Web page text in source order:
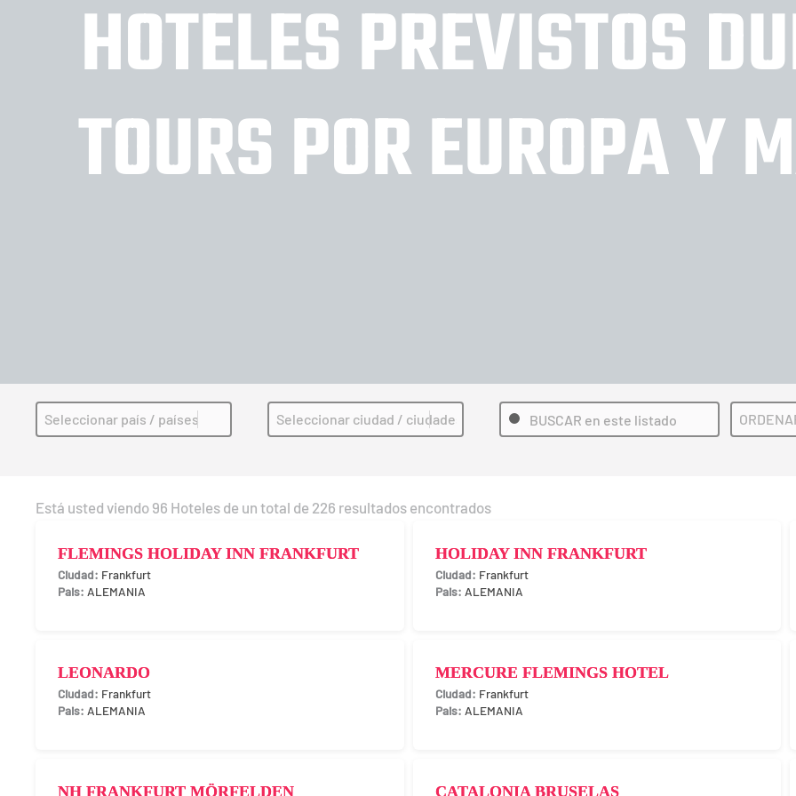
HOTELES PREVISTOS
TOURS POR EUROPA Y
HOTELES PREVISTOS: Paises visitar (ES)
Select content HOTELES PREVISTOS: Ciudad visitar (ES)
Select content HOTELES PREVISTOS: Buscar (ES)
Search content Sort
Está usted viendo 96 Hoteles de un total de 226 resultados encontrados
FLEMINGS HOLIDAY INN FRANKFURT
Frankfurt
ALEMANIA
HOLIDAY INN FRANKFURT
Frankfurt
ALEMANIA
LEONARDO
Frankfurt
ALEMANIA
MERCURE FLEMINGS HOTEL
Frankfurt
ALEMANIA
NH FRANKFURT MÖRFELDEN CATALONIA BRUSELAS